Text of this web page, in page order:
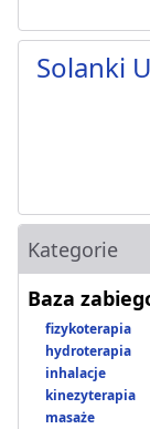
Solanki
Kategorie
Baza
fizykoterapia
hydroterapia
inhalacje
kinezyterapia
masaże